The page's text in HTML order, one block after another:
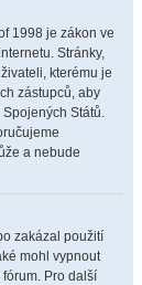
1998 je zákon ve
Stránky,
kterému je
zástupců, aby
Států.
a nebude
zakázal použití
mohl vypnout
Pro další